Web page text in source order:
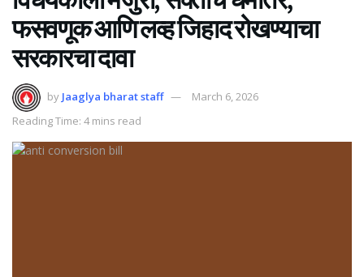
फसवणूक आणि लव्ह जिहाद रोखण्याचा
सरकारचा दावा
by Jaaglya bharat staff
March 6, 2026
Reading Time: 4 mins read